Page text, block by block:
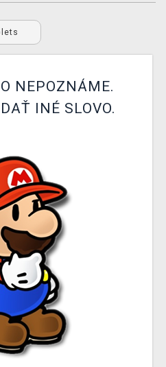
NEPOZNÁME.
INÉ SLOVO.